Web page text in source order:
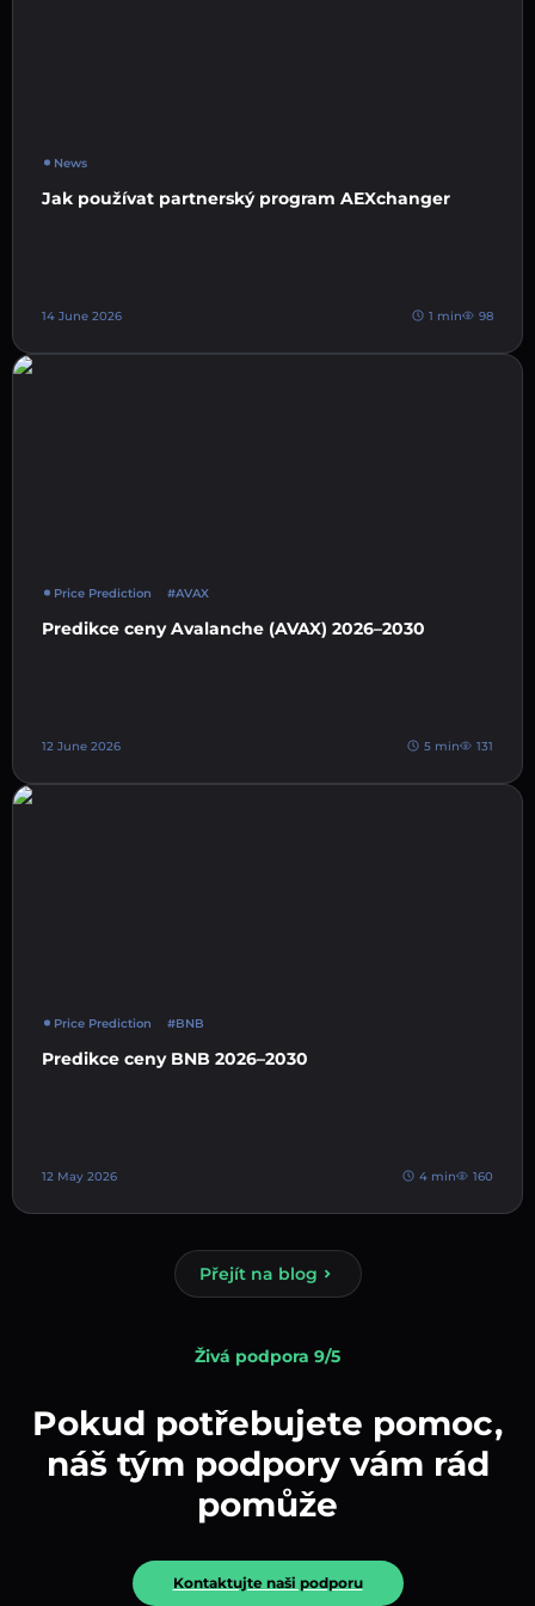
News
Jak používat partnerský program AEXchanger
14 June 2026 1 min 98
Price Prediction #AVAX
Predikce ceny Avalanche (AVAX) 2026–2030
12 June 2026 5 min 131
Price Prediction #BNB
Predikce ceny BNB 2026–2030
12 May 2026 4 min 160
Přejít na blog
Živá podpora 9/5
Pokud potřebujete pomoc,
náš tým podpory vám rád
pomůže
Kontaktujte naši podporu